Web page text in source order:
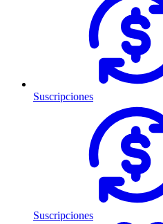
Suscripciones
Suscripciones